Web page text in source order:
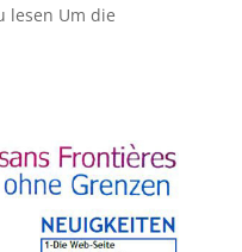
lesen Um die